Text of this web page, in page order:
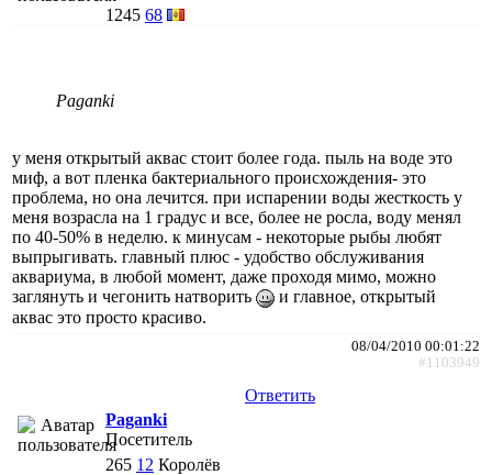
1245 68
Paganki
у меня открытый аквас стоит более года. пыль на воде это
миф, а вот пленка бактериального происхождения- это
проблема, но она лечится. при испарении воды жесткость у
меня возрасла на 1 градус и все, более не росла, воду менял
по 40-50% в неделю. к минусам - некоторые рыбы любят
выпрыгивать. главный плюс - удобство обслуживания
аквариума, в любой момент, даже проходя мимо, можно
заглянуть и чегонить натворить
и главное, открытый
аквас это просто красиво.
08/04/2010 00:01:22
#1103949
Ответить
Paganki
Посетитель
265 12 Королёв